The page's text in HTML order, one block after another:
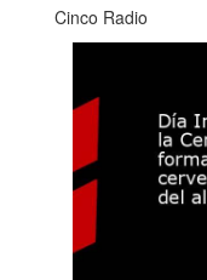
Cinco Radio